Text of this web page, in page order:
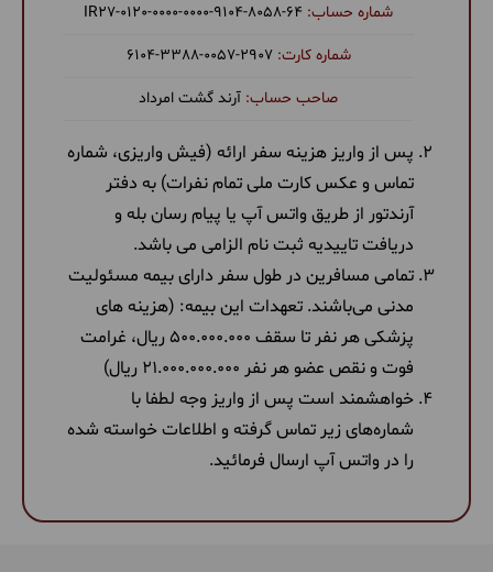
‎IR27-0120-0000-0000-9104-8058-64
6104-3388-0057-2907
آرند گشت امرداد
پس از واریز هزینه سفر ارائه (فیش واریزی، شماره
تماس و عکس کارت ملی تمام نفرات) به دفتر
آرندتور از طریق واتس آپ یا پیام رسان بله و
دریافت تاییدیه ثبت نام الزامی می باشد.
تمامی مسافرین در طول سفر دارای بیمه مسئولیت
مدنی می‌باشند. تعهدات این بیمه: (هزینه های
پزشکی هر نفر تا سقف 500.000.000 ریال، غرامت
فوت و نقص عضو هر نفر 21.000.000.000 ریال)
خواهشمند است پس از واریز وجه لطفا با
شماره‌های زیر تماس گرفته و اطلاعات خواسته شده
را در واتس آپ ارسال فرمائید.